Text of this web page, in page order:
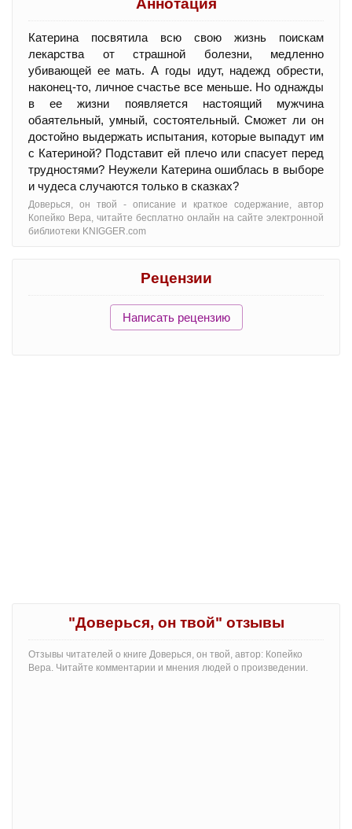
Аннотация
Катерина посвятила всю свою жизнь поискам
лекарства от страшной болезни, медленно
убивающей ее мать. А годы идут, надежд обрести,
наконец-то, личное счастье все меньше. Но однажды
в ее жизни появляется настоящий мужчина
обаятельный, умный, состоятельный. Сможет ли он
достойно выдержать испытания, которые выпадут им
с Катериной? Подставит ей плечо или спасует перед
трудностями? Неужели Катерина ошиблась в выборе
и чудеса случаются только в сказках?
Доверься, он твой - oписание и краткое содержание, автор
Копейко Вера, читайте бесплатно онлайн на сайте электронной
библиотеки KNIGGER.com
Рецензии
Написать рецензию
"Доверься, он твой" отзывы
Отзывы читателей о книге Доверься, он твой, автор: Копейко
Вера. Читайте комментарии и мнения людей о произведении.